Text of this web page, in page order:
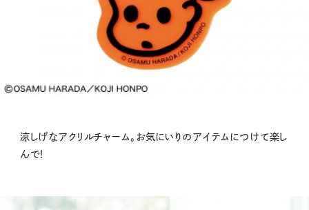
涼しげなアクリルチャーム。お気にいりのアイテムにつけて楽し
んで！